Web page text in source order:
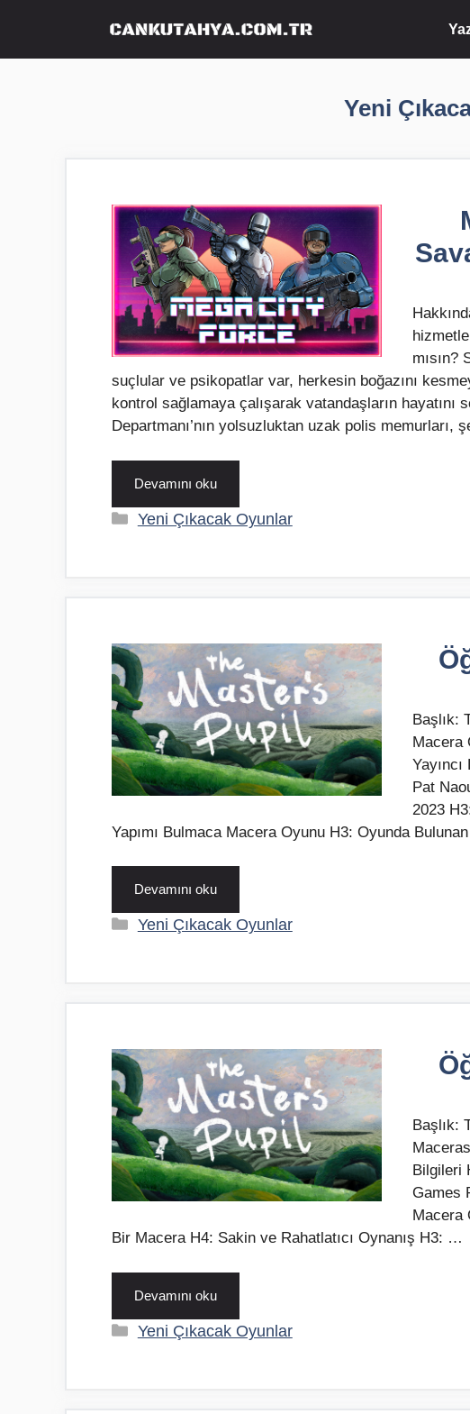
Yeni
suçlular ve psikopatlar var, herkesin boğazını
kontrol sağlamaya çalışarak vatandaşların hayatını
Departmanı’nın yolsuzluktan uzak polis memurları,
Devamını oku
Kategoriler
Yeni Çıkacak Oyunlar
Başlık:
Macera
Pat
2023
Yapımı Bulmaca Macera Oyunu H3: Oyunda
Devamını oku
Kategoriler
Yeni Çıkacak Oyunlar
Başlık:
Bilgileri
Games
Macera
Bir Macera H4: Sakin ve Rahatlatıcı Oynanış H3: …
Devamını oku
Kategoriler
Yeni Çıkacak Oyunlar